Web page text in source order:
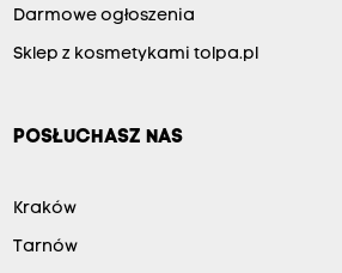
Darmowe ogłoszenia
Sklep z kosmetykami tolpa.pl
POSŁUCHASZ NAS
Kraków
Tarnów